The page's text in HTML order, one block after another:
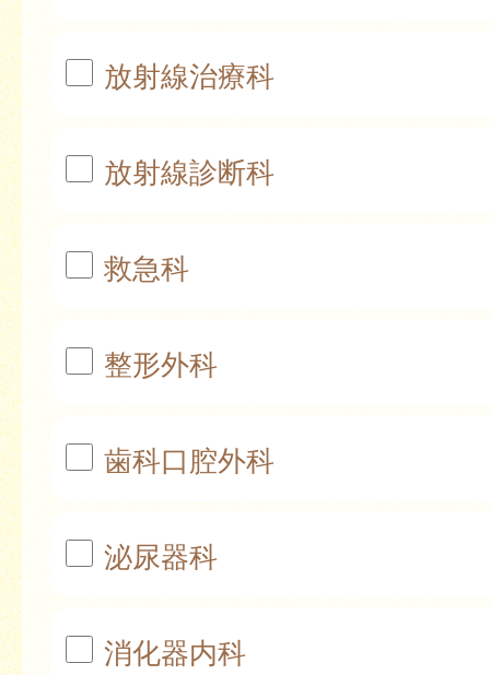
放射線治療科
放射線診断科
救急科
整形外科
歯科口腔外科
泌尿器科
消化器内科